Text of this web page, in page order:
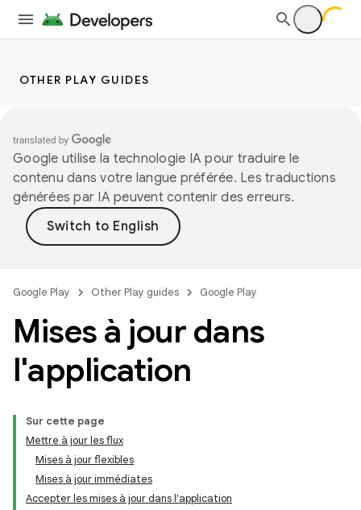
OTHER PLAY GUIDES
Google utilise la technologie IA pour traduire le
contenu dans votre langue préférée. Les traductions
générées par IA peuvent contenir des erreurs.
Google Play Other Play guides Google Play
Mises à jour dans
l'application
Sur cette page
Mettre à jour les flux
Mises à jour flexibles
Mises à jour immédiates
Accepter les mises à jour dans l'application